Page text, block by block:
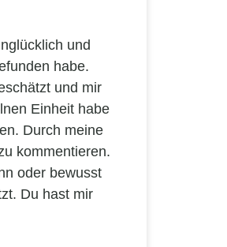
und
habe.
und mir
Einheit habe
Durch meine
kommentieren.
oder bewusst
Du hast mir